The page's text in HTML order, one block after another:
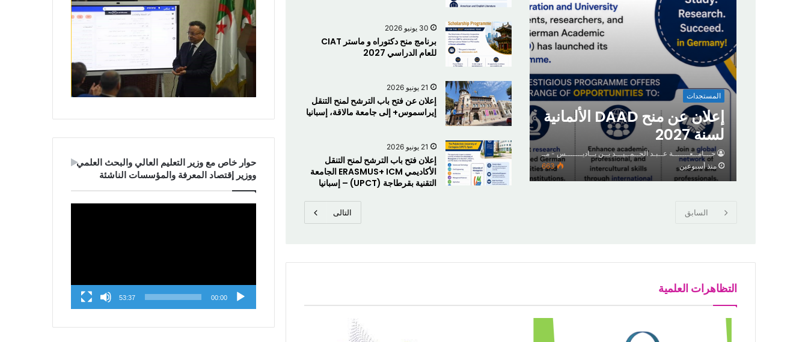
المستجدات
إعلان عن منح DAAD الألمانية
لسنة 2027
جـــامــعـــــــة عــبـد الحــمــيـــد بــن بــاديـــــــس - مــســتــغــــــانــم
منذ أسبوعين
663
30 يونيو 2026
برنامج منح دكتوراه و ماستر CIAT
للعام الدراسي 2027
21 يونيو 2026
إعلان عن فتح باب الترشح لمنح التنقل
إيراسموس+ إلى جامعة مالاقة، إسبانيا
21 يونيو 2026
إعلان فتح باب الترشح لمنح التنقل
الأكاديمي ERASMUS+ ICM الجامعة
التقنية بقرطاجة (UPCT) – إسبانيا
السابق التالى
التظاهرات العلمية
حوار خاص مع وزير التعليم العالي والبحث العلمي
ووزير إقتصاد المعرفة والمؤسسات الناشئة
00:00
53:37